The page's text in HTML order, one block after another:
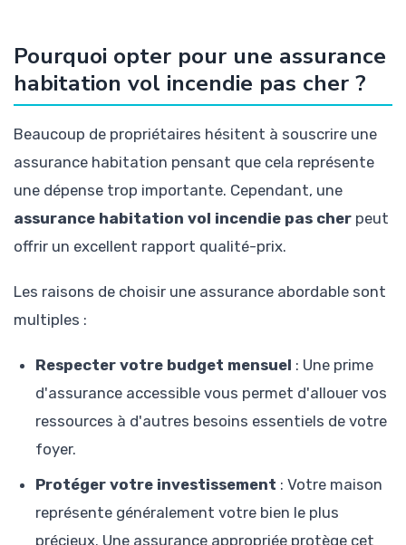
Pourquoi opter pour une assurance
habitation vol incendie pas cher ?
Beaucoup de propriétaires hésitent à souscrire une
assurance habitation pensant que cela représente
une dépense trop importante. Cependant, une
assurance habitation vol incendie pas cher peut
offrir un excellent rapport qualité-prix.
Les raisons de choisir une assurance abordable sont
multiples :
Respecter votre budget mensuel : Une prime
d'assurance accessible vous permet d'allouer vos
ressources à d'autres besoins essentiels de votre
foyer.
Protéger votre investissement : Votre maison
représente généralement votre bien le plus
précieux. Une assurance appropriée protège cet